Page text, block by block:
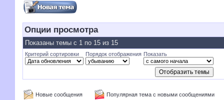
Опции просмотра
Показаны темы с 1 по 15 из 15
Критерий сортировки Порядок отображения Показать
Новые сообщения
Популярная тема с новыми сообщениями